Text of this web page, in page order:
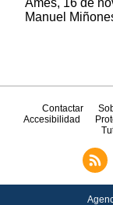
Manuel
Contactar
Accesibilidad